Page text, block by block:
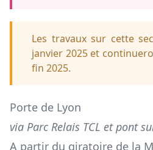
Les travaux sur cette
janvier 2025 et
fin 2025.
Porte de Lyon
via Parc Relais TCL et pont
A partir du giratoire de la